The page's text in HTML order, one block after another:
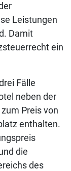
Leistungen
Damit
ein
Fälle
neben der
Preis von
enthalten.
die
des